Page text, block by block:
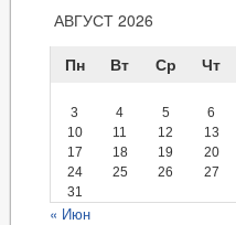
АВГУСТ 2026
Пн
Вт Ср Чт
3
4 5 6
10
11 12 13
17
18 19 20
24
25 26 27
31
« Июн